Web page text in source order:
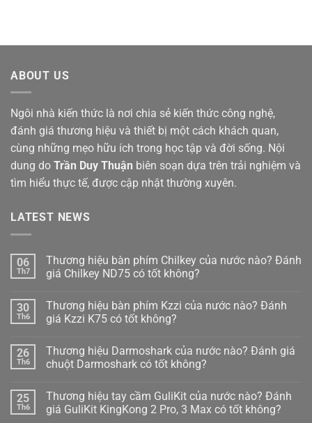
ABOUT US
Ngôi nhà kiến thức là nơi chia sẻ kiến thức công nghệ,
đánh giá thương hiệu và thiết bị một cách khách quan,
cùng những mẹo hữu ích trong học tập và đời sống. Nội
dung do Trần Duy Thuận biên soạn dựa trên trải nghiệm và
tìm hiểu thực tế, được cập nhật thường xuyên.
LATEST NEWS
06
Th7
Thương hiệu bàn phím Chilkey của nước nào? Đánh
giá Chilkey ND75 có tốt không?
bình
luận
ở
bàn
phím
Chilkey
nào?
Đánh
giá
30
Th6
Thương hiệu bàn phím Kzzi của nước nào? Đánh
giá Kzzi K75 có tốt không?
bình
luận
ở
bàn
phím
Kzzi
26
Th6
Thương hiệu Darmoshark của nước nào? Đánh giá
chuột Darmoshark có tốt không?
bình
luận
ở
25
Th6
Thương hiệu tay cầm GuliKit của nước nào? Đánh
giá GuliKit KingKong 2 Pro, 3 Max có tốt không?